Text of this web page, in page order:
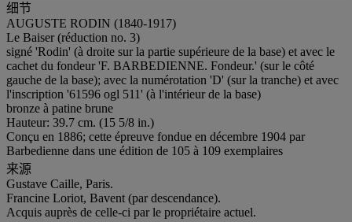
细节
AUGUSTE RODIN (1840-1917)
Le Baiser (réduction no. 3)
signé 'Rodin' (à droite sur la partie supérieure de la base) et avec le
cachet du fondeur 'F. BARBEDIENNE. Fondeur.' (sur le côté
gauche de la base); avec la numérotation 'D' (sur la tranche) et avec
l'inscription '61596 ogl 511' (à l'intérieur de la base)
bronze à patine brune
Hauteur: 39.7 cm. (15 5/8 in.)
Conçu en 1886; cette épreuve fondue en décembre 1904 par
Barbedienne dans une édition de 105 à 109 exemplaires
来源
Gustave Caille, Paris.
Francine Loriot, Bavent (par descendance).
Acquis auprès de celle-ci par le propriétaire actuel.